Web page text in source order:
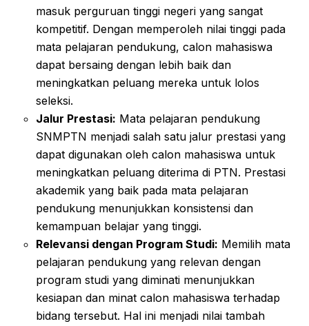
masuk perguruan tinggi negeri yang sangat
kompetitif. Dengan memperoleh nilai tinggi pada
mata pelajaran pendukung, calon mahasiswa
dapat bersaing dengan lebih baik dan
meningkatkan peluang mereka untuk lolos
seleksi.
Jalur Prestasi: Mata pelajaran pendukung
SNMPTN menjadi salah satu jalur prestasi yang
dapat digunakan oleh calon mahasiswa untuk
meningkatkan peluang diterima di PTN. Prestasi
akademik yang baik pada mata pelajaran
pendukung menunjukkan konsistensi dan
kemampuan belajar yang tinggi.
Relevansi dengan Program Studi: Memilih mata
pelajaran pendukung yang relevan dengan
program studi yang diminati menunjukkan
kesiapan dan minat calon mahasiswa terhadap
bidang tersebut. Hal ini menjadi nilai tambah